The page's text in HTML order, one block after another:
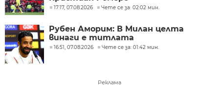
17:17, 07.08.2026 Чете се за: 02:02 мин.
Рубен Аморим: В Милан целта
винаги е титлата
16:51, 07.08.2026 Чете се за: 01:42 мин.
Реклама